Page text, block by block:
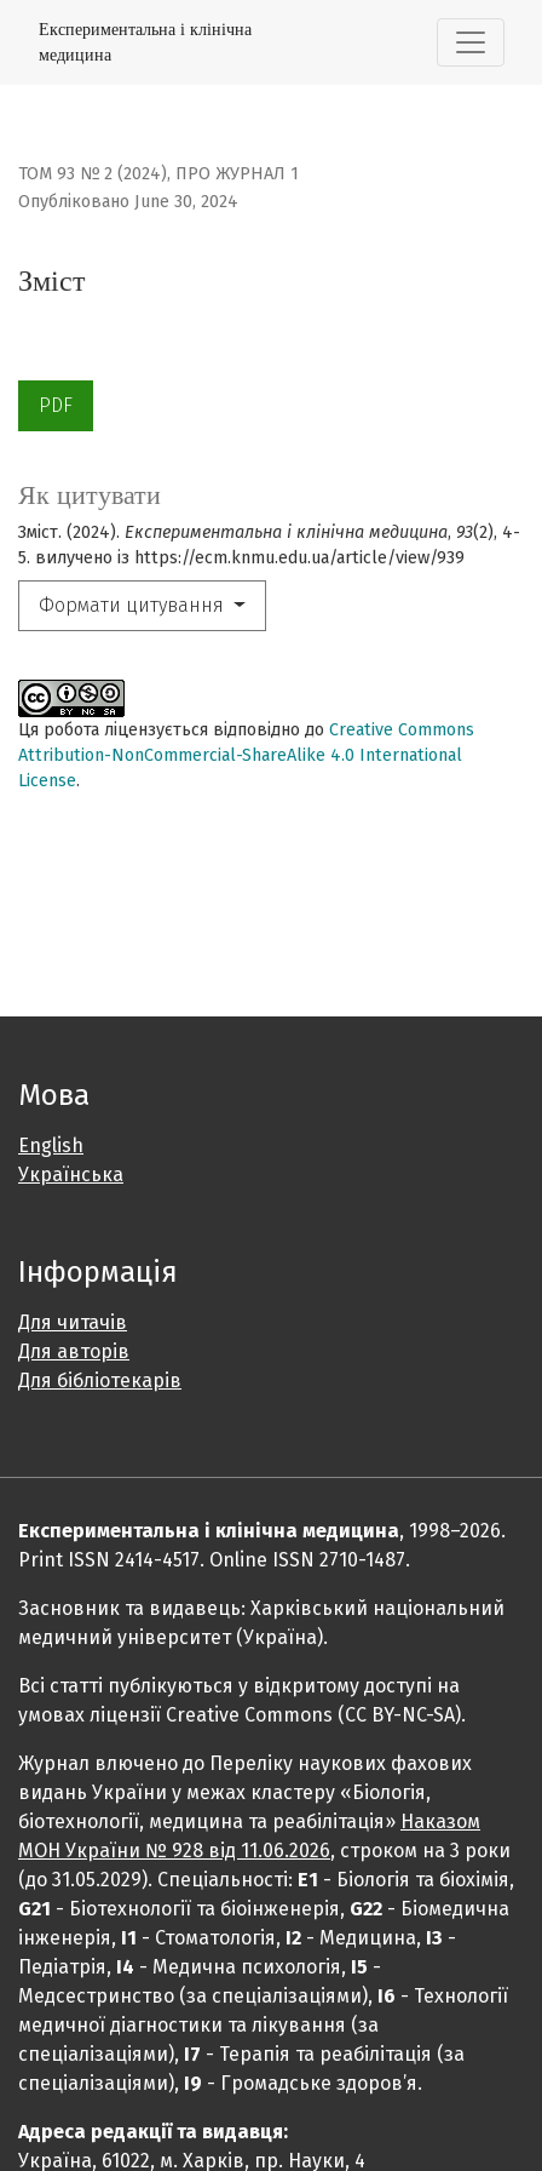
Експериментальна і клінічна
медицина
ТОМ 93 № 2 (2024), ПРО ЖУРНАЛ 1
Зміст
Опубліковано June 30, 2024
PDF
Як цитувати
Зміст. (2024). Експериментальна і клінічна медицина, 93(2), 4-
5. вилучено із https://ecm.knmu.edu.ua/article/view/939
Формати цитування
Ця робота ліцензується відповідно до Creative Commons
Attribution-NonCommercial-ShareAlike 4.0 International
License.
Мова
English
Українська
Інформація
Для читачів
Для авторів
Для бібліотекарів
Експериментальна і клінічна медицина, 1998–2026.
Print ISSN 2414-4517. Online ISSN 2710-1487.
Засновник та видавець: Харківський національний
медичний університет (Україна).
Всі статті публікуються у відкритому доступі на
умовах ліцензії Creative Commons (CC BY-NC-SA).
Журнал влючено до Переліку наукових фахових
видань України у межах кластеру «Біологія,
біотехнології, медицина та реабілітація» Наказом
МОН України № 928 від 11.06.2026, строком на 3 роки
(до 31.05.2029). Спеціальності: Е1 - Біологія та біохімія,
G21 - Біотехнології та біоінженерія, G22 - Біомедична
інженерія, I1 - Стоматологія, I2 - Медицина, IЗ -
Педіатрія, I4 - Медична психологія, I5 -
Медсестринство (за спеціалізаціями), I6 - Технології
медичної діагностики та лікування (за
спеціалізаціями), I7 - Терапія та реабілітація (за
спеціалізаціями), I9 - Громадське здоров’я.
Адреса редакції та видавця:
Україна, 61022, м. Харків, пр. Науки, 4